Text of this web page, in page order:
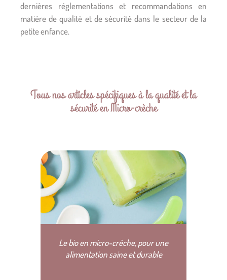
dernières réglementations et recommandations en
matière de qualité et de sécurité dans le secteur de la
petite enfance.
Tous nos articles spécifiques à la qualité et la
sécurité en Micro-crèche
Le bio en micro-crèche, pour une
alimentation saine et durable